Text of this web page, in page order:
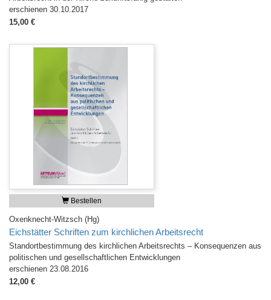
erschienen 30.10.2017
15,00 €
Bestellen
Oxenknecht-Witzsch (Hg)
Eichstätter Schriften zum kirchlichen Arbeitsrecht
Standortbestimmung des kirchlichen Arbeitsrechts – Konsequenzen aus
politischen und gesellschaftlichen Entwicklungen
erschienen 23.08.2016
12,00 €